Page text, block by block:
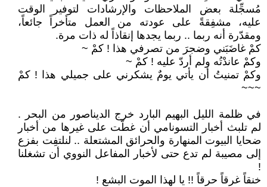
مُسجِّلة بعض الملاحظات والإرشادات لتوفير الوقت
عليه، مشفِقةً على عودته من العمل متأخراً جائعاً،
ومقدّرة أنه ربما .. ربما يجدها إنقاذاً له ذات مرة.
كمْ غاضَبَني وضجرَ من تصرفي هذا ! كمْ ~
وكمْ عاندْتُه ولم أردّ عليه ! كمْ ~
وكمْ تمنيتُ أن يأتي يومٌ يشكرني على جميلي هذا ! كمْ
~~~
في ظلمة الليل البهيم البارد خرج الديناصور من البحر .
لم تلبث أخبار التسونامي أن غطّت على غيرها من أخبار
ضحايا البيوت المنهارة والحرائق المشتعلة .. لنلتفِت بفزع
إلى مصيبة لم تدع حتى لأخبار المفاعل النووي أن تشغلنا
!
خنقاً غرقاً حرقاً !! يا لهذا الموت البشع !